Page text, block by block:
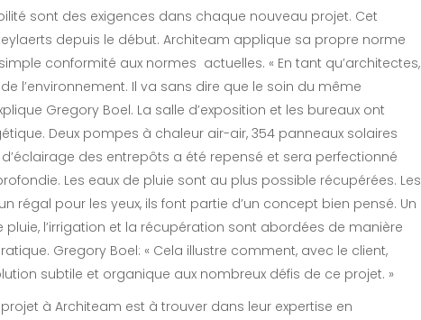
sont des exigences dans chaque nouveau projet. Cet
depuis le début. Architeam applique sa propre norme
conformité aux normes actuelles. « En tant qu’architectes,
l’environnement. Il va sans dire que le soin du même
Gregory Boel. La salle d’exposition et les bureaux ont
Deux pompes à chaleur air-air, 354 panneaux solaires
des entrepôts a été repensé et sera perfectionné
Les eaux de pluie sont au plus possible récupérées. Les
régal pour les yeux, ils font partie d’un concept bien pensé. Un
pluie, l’irrigation et la récupération sont abordées de manière
Gregory Boel: « Cela illustre comment, avec le client,
subtile et organique aux nombreux défis de ce projet. »
à Architeam est à trouver dans leur expertise en